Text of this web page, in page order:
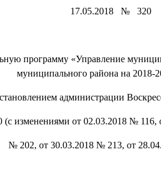
17.05.2018 № 320
программу «Управление
муниципального района на 2018-
администрации
(с изменениями от 02.03.2018 № 116,
№ 202, от 30.03.2018 № 213, от